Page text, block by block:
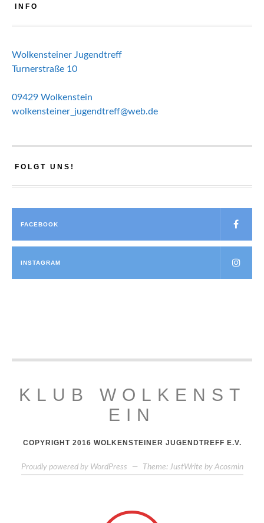
INFO
Wolkensteiner Jugendtreff
Turnerstraße 10
09429 Wolkenstein
wolkensteiner_jugendtreff@web.de
FOLGT UNS!
FACEBOOK
INSTAGRAM
KLUB WOLKENST
EIN
COPYRIGHT 2016 WOLKENSTEINER JUGENDTREFF E.V.
Proudly powered by WordPress — Theme: JustWrite by Acosmin